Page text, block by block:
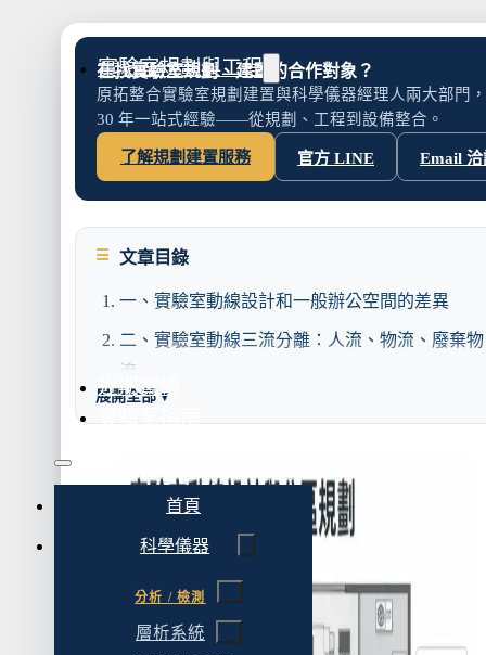
實驗室規劃與工程
實驗室建置服務 實驗室周邊工程
隔間工程
環境汙染防治工
近期實績
首頁
科學儀器
分析 / 檢測
層析系統
在找實驗室規劃、建置的合作對象？
原拓整合實驗室規劃建置與科學儀器經理人兩大部門，
30 年一站式經驗——從規劃、工程到設備整合。
了解規劃建置服務 官方 LINE Email 洽
文章目錄
一、實驗室動線設計和一般辦公空間的差異
二、實驗室動線三流分離：人流、物流、廢棄物
流
廢棄物流
小型實驗室空間有限，三流做不到怎麼辦？
八大功能分區
潔污梯度的「洋蔥模型」
展開全部 ▾